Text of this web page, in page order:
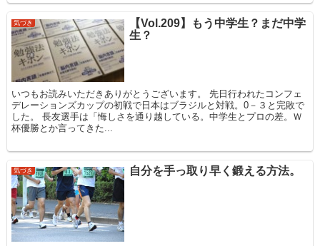
気づき
【Vol.209】もう中学生？まだ中学
生？
いつもお読みいただきありがとうございます。 先日行われたコンフェ
デレーションズカップの初戦で日本はブラジルと対戦。0－３と完敗で
した。 長友選手は「悔しさを通り越している。中学生とプロの差。Ｗ
杯優勝とか言ってきた...
気づき 自分を手っ取り早く鍛える方法。